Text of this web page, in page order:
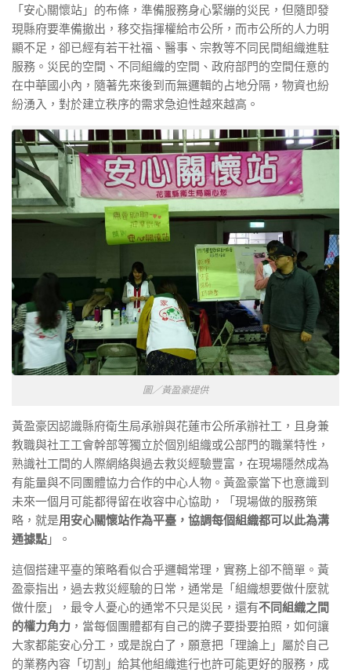
「安心關懷站」的布條，準備服務身心緊繃的災民，但隨即發
現縣府要準備撤出，移交指揮權給市公所，而市公所的人力明
顯不足，卻已經有若干社福、醫事、宗教等不同民間組織進駐
服務。災民的空間、不同組織的空間、政府部門的空間任意的
在中華國小內，隨著先來後到而無邏輯的占地分隔，物資也紛
紛湧入，對於建立秩序的需求急迫性越來越高。
圖／黃盈豪提供
黃盈豪因認識縣府衛生局承辦與花蓮市公所承辦社工，且身兼
教職與社工工會幹部等獨立於個別組織或公部門的職業特性，
熟識社工間的人際網絡與過去救災經驗豐富，在現場隱然成為
有能量與不同團體協力合作的中心人物。黃盈豪當下也意識到
未來一個月可能都得留在收容中心協助，「現場做的服務策
略，就是用安心關懷站作為平臺，協調每個組織都可以此為溝
通據點 」。
這個搭建平臺的策略看似合乎邏輯常理，實務上卻不簡單。黃
盈豪指出，過去救災經驗的日常，通常是「組織想要做什麼就
做什麼」，最令人憂心的通常不只是災民，還有不同組織之間
的權力角力 ，當每個團體都有自己的牌子要掛要拍照，如何讓
大家都能安心分工，或是說白了，願意把「理論上」屬於自己
的業務內容「切割」給其他組織進行也許可能更好的服務，成